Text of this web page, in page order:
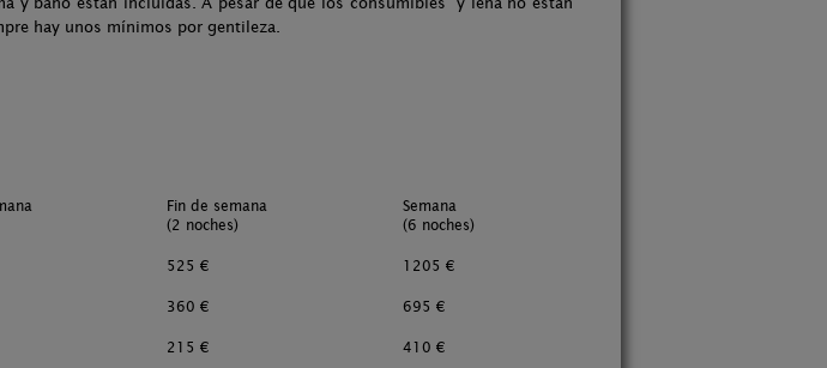
hay unos mínimos por gentileza.
Fin de semana
(2 noches)
Semana
(6 noches)
525 €
1205 €
360 €
695 €
215 €
410 €